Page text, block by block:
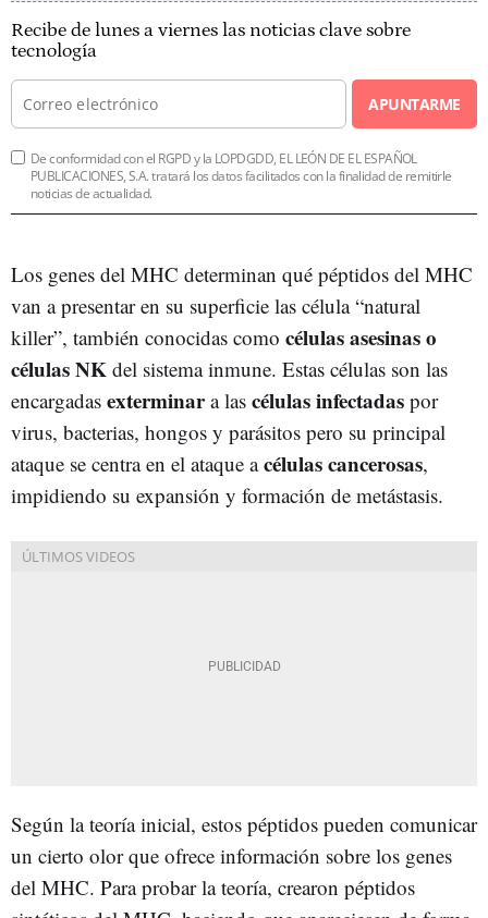
Recibe de lunes a viernes las noticias clave sobre
tecnología
APUNTARME
De conformidad con el RGPD y la LOPDGDD, EL LEÓN DE EL ESPAÑOL
PUBLICACIONES, S.A. tratará los datos facilitados con la finalidad de remitirle
noticias de actualidad.
Los genes del MHC determinan qué péptidos del MHC
van a presentar en su superficie las célula “natural
killer”, también conocidas como células asesinas o
células NK del sistema inmune. Estas células son las
encargadas exterminara las células infectadas por
virus, bacterias, hongos y parásitos pero su principal
ataque se centra en el ataque acélulas cancerosas,
impidiendo su expansión y formación de metástasis.
Según la teoría inicial, estos péptidos pueden comunicar
un cierto olor que ofrece información sobre los genes
del MHC. Para probar la teoría, crearon péptidos